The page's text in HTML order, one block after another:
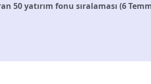
50 yatırım fonu sıralaması (6